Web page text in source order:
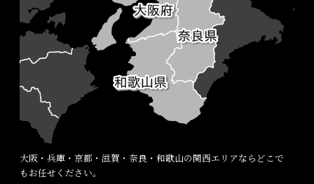
大阪・兵庫・京都・滋賀・奈良・和歌山の関西エリアならどこで
もお任せください。